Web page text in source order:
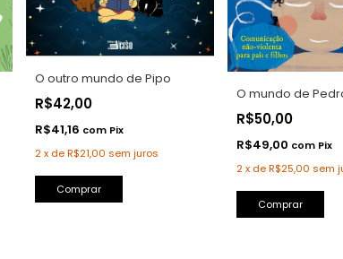
O outro mundo de Pipo
R$42,00
R$41,16 com Pix
2x deR$21,00 sem juros
Comprar
O mundo de
R$50,00
R$49,00 com Pix
2x deR$25,00 sem